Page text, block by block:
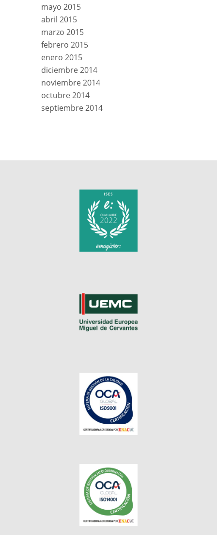
mayo 2015
abril 2015
marzo 2015
febrero 2015
enero 2015
diciembre 2014
noviembre 2014
octubre 2014
septiembre 2014